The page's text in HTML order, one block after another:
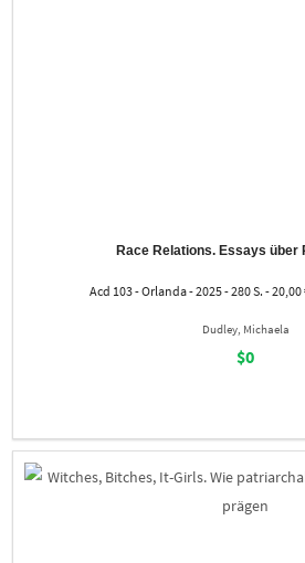
Race Relations. Essays über
Acd 103 - Orlanda - 2025 - 280 S. -
Dudley, Michaela
$0